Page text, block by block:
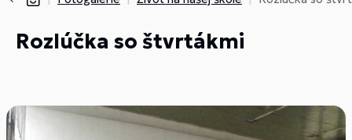
Rozlúčka so štvrtákmi